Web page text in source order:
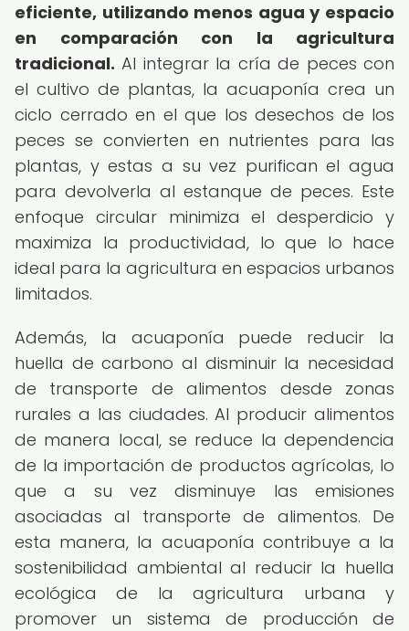
eficiente, utilizando menos agua y espacio
en comparación con la agricultura
tradicional. Al integrar la cría de peces con
el cultivo de plantas, la acuaponía crea un
ciclo cerrado en el que los desechos de los
peces se convierten en nutrientes para las
plantas, y estas a su vez purifican el agua
para devolverla al estanque de peces. Este
enfoque circular minimiza el desperdicio y
maximiza la productividad, lo que lo hace
ideal para la agricultura en espacios urbanos
limitados.
Además, la acuaponía puede reducir la
huella de carbono al disminuir la necesidad
de transporte de alimentos desde zonas
rurales a las ciudades. Al producir alimentos
de manera local, se reduce la dependencia
de la importación de productos agrícolas, lo
que a su vez disminuye las emisiones
asociadas al transporte de alimentos. De
esta manera, la acuaponía contribuye a la
sostenibilidad ambiental al reducir la huella
ecológica de la agricultura urbana y
promover un sistema de producción de